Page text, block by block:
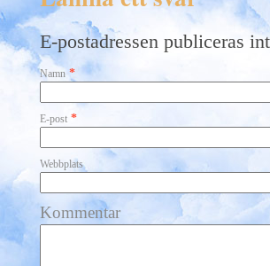
E-postadressen publiceras
Namn *
E-post *
Webbplats
Kommentar